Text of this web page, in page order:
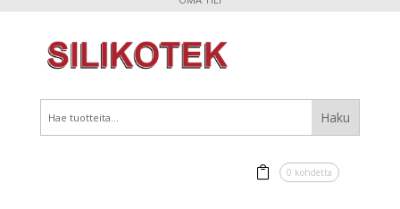
0 kohdetta